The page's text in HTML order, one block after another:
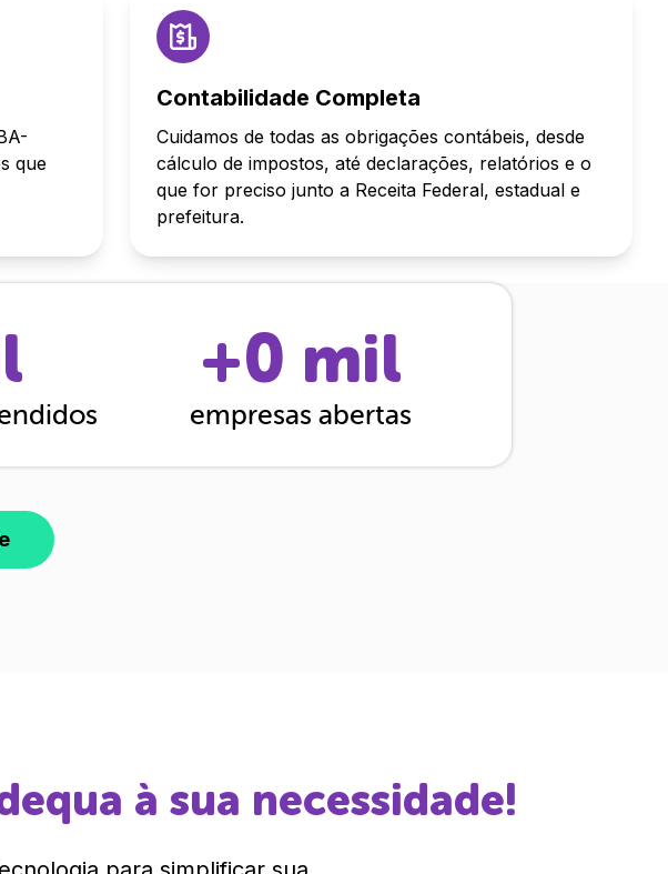
que
Contabilidade Completa
Cuidamos de todas as obrigações contábeis, desde
cálculo de impostos, até declarações, relatórios e o
que for preciso junto a Receita Federal, estadual e
prefeitura.
+0 mil
empresas abertas
à sua necessidade!